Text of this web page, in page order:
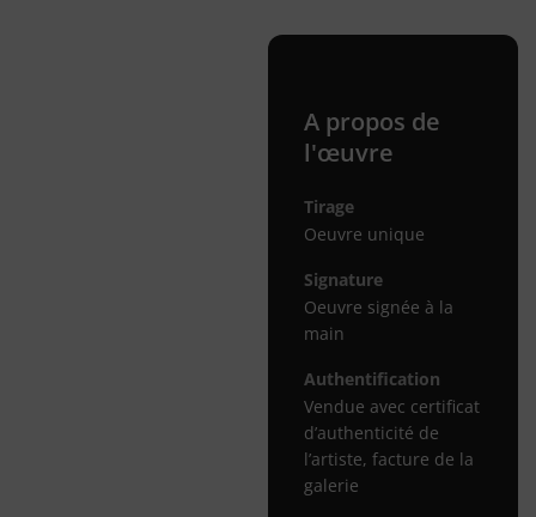
A propos de
l'œuvre
Tirage
Oeuvre unique
Signature
Oeuvre signée à la
main
Authentification
Vendue avec certificat
d’authenticité de
l’artiste, facture de la
galerie